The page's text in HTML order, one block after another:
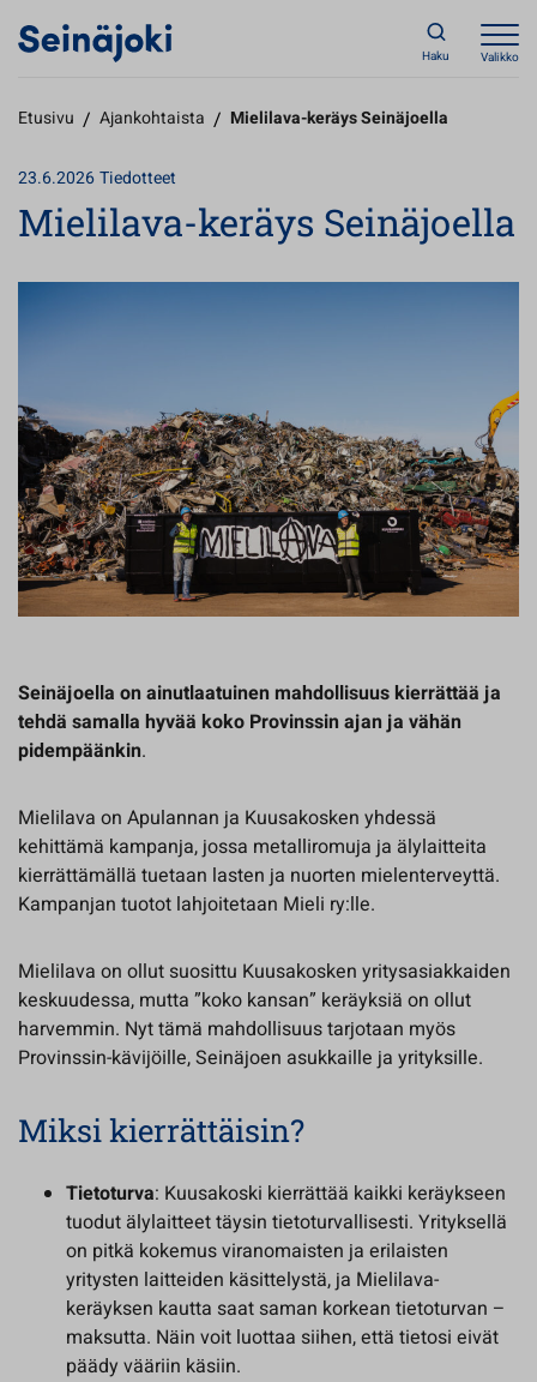
Haku Valikko
Etusivu / Ajankohtaista / Mielilava-keräys Seinäjoella
23.6.2026Tiedotteet
Mielilava-keräys Seinäjoella
Seinäjoella on ainutlaatuinen mahdollisuus kierrättää ja
tehdä samalla hyvää koko Provinssin ajan ja vähän
pidempäänkin.
Mielilava on Apulannan ja Kuusakosken yhdessä
kehittämä kampanja, jossa metalliromuja ja älylaitteita
kierrättämällä tuetaan lasten ja nuorten mielenterveyttä.
Kampanjan tuotot lahjoitetaan Mieli ry:lle.
Mielilava on ollut suosittu Kuusakosken yritysasiakkaiden
keskuudessa, mutta ”koko kansan” keräyksiä on ollut
harvemmin. Nyt tämä mahdollisuus tarjotaan myös
Provinssin-kävijöille, Seinäjoen asukkaille ja yrityksille.
Miksi kierrättäisin?
Tietoturva: Kuusakoski kierrättää kaikki keräykseen
tuodut älylaitteet täysin tietoturvallisesti. Yrityksellä
on pitkä kokemus viranomaisten ja erilaisten
yritysten laitteiden käsittelystä, ja Mielilava-
keräyksen kautta saat saman korkean tietoturvan –
maksutta. Näin voit luottaa siihen, että tietosi eivät
päädy vääriin käsiin.